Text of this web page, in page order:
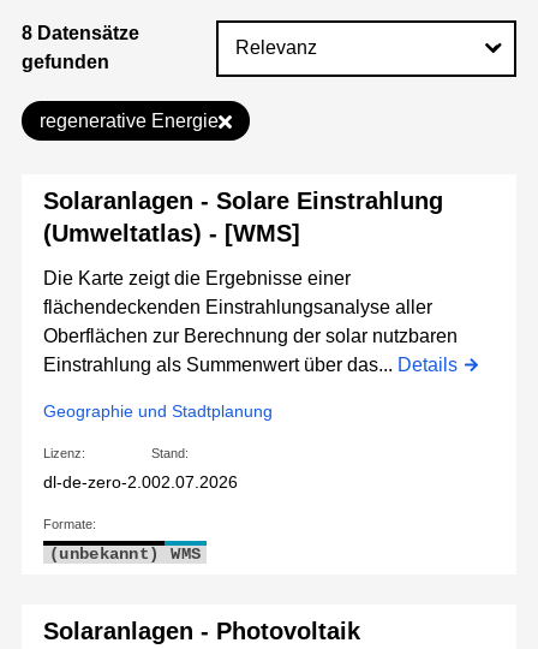
8 Datensätze
gefunden
regenerative Energie
Solaranlagen - Solare Einstrahlung
(Umweltatlas) - [WMS]
Die Karte zeigt die Ergebnisse einer
flächendeckenden Einstrahlungsanalyse aller
Oberflächen zur Berechnung der solar nutzbaren
Einstrahlung als Summenwert über das... Details
Geographie und Stadtplanung
Lizenz:
dl-de-zero-2.0
Stand:
02.07.2026
Formate:
(unbekannt) WMS
Solaranlagen - Photovoltaik